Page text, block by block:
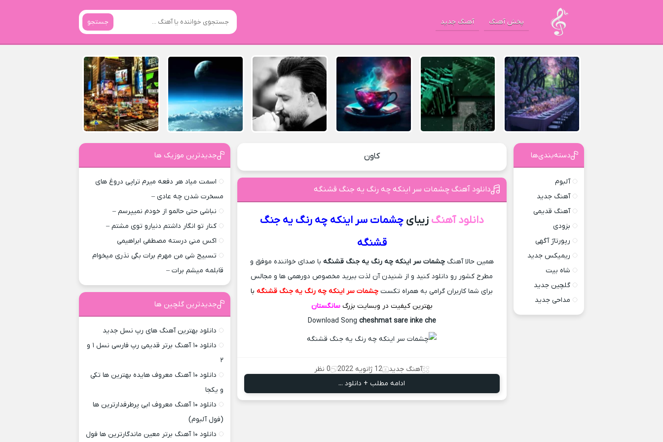
پخش آهنگ آهنگ جدید جستجو
کاون
دانلود آهنگ چشمات سر اینکه چه رنگ یه جنگ قشنگه
دانلود آهنگ زیبایچشمات سر اینکه چه رنگ یه جنگ
قشنگه
همین حالا آهنگچشمات سر اینکه چه رنگ یه جنگ قشنگه با صدای خواننده موفق و
مطرح کشور رو دانلود کنید و از شنیدن آن لذت ببرید مخصوص دورهمی ها و مجالس
برای شما کاربران گرامی به همراه تکست چشمات سر اینکه چه رنگ یه جنگ قشنگه با
بهترین کیفیت در وبسایت بزرگسانگستان
Download Song cheshmat sare inke che
آهنگ جدید 12 ژانویه 2022
0 نظر
ادامه مطلب + دانلود ...
دسته‌بندی‌ها
آلبوم
آهنگ جدید
آهنگ قدیمی
بزودی
رپورتاژ آگهی
ریمیکس جدید
شاه بیت
گلچین جدید
مداحی جدید
جدیدترین موزیک ها
اسمت میاد هر دفعه میرم تراپی دروغ‌ های
مسخرت شدن چه عادی –
نباشی حتی حالمو از خودم نمیپرسم –
کنار تو انگار داشتم دنیارو توی مشتم –
اکس منی درسته مصطفی ابراهیمی
تسبیح شی من مهرم برات بگی نذری میخوام
قابلمه میشم برات –
جدیدترین گلچین ها
دانلود بهترین آهنگ های رپ نسل جدید
دانلود ۱۰ آهنگ برتر قدیمی رپ فارسی نسل ۱ و
۲
دانلود ۱۰ آهنگ معروف هایده بهترین ها تکی
و یکجا
دانلود ۱۰ آهنگ معروف ابی پرطرفدارترین ها
(فول آلبوم)
دانلود ۱۰ آهنگ برتر معین ماندگارترین ها فول